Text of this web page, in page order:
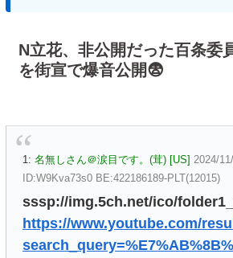
N立花、非公開だった百条委
を街宣で爆音公開😨
1: 名無しさん＠涙目です。(茸) [US] 2024/
ID:W9Kva73s0 BE:422186189-PLT(12015)
sssp://img.5ch.net/ico/
https://www.youtube.com/